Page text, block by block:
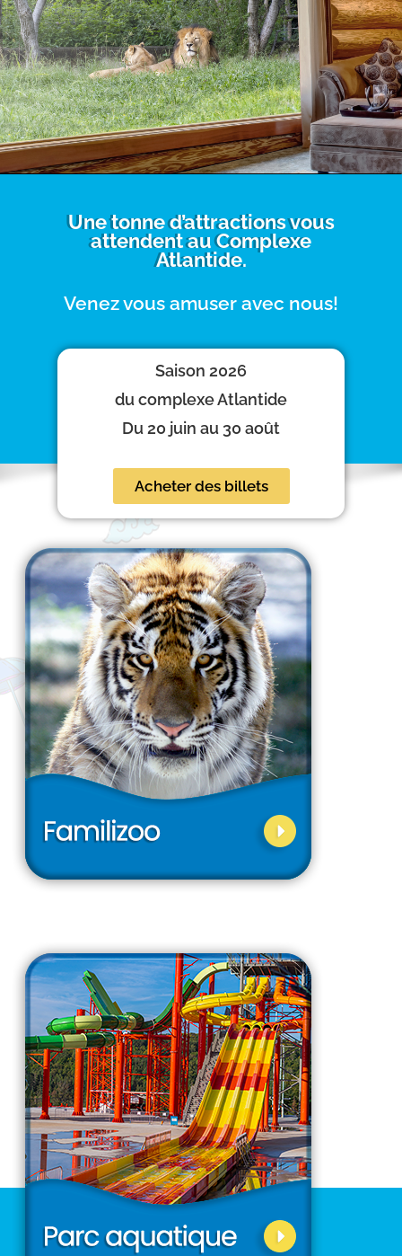
Une tonne d’attractions vous
attendent au Complexe
Atlantide.
Venez vous amuser avec nous!
Saison 2026
du complexe Atlantide
Du 20 juin au 30 août
Acheter des billets